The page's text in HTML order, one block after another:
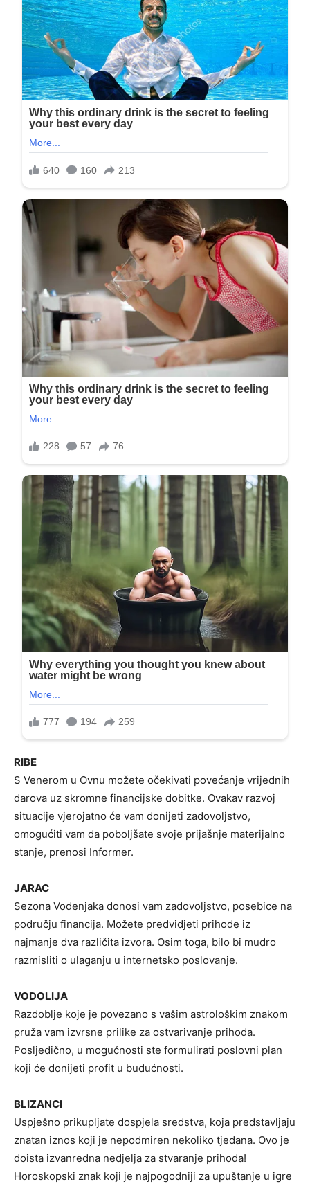
RIBE
S Venerom u Ovnu možete očekivati ​​povećanje vrijednih
darova uz skromne financijske dobitke. Ovakav razvoj
situacije vjerojatno će vam donijeti zadovoljstvo,
omogućiti vam da poboljšate svoje prijašnje materijalno
stanje, prenosi Informer.
JARAC
Sezona Vodenjaka donosi vam zadovoljstvo, posebice na
području financija. Možete predvidjeti prihode iz
najmanje dva različita izvora. Osim toga, bilo bi mudro
razmisliti o ulaganju u internetsko poslovanje.
VODOLIJA
Razdoblje koje je povezano s vašim astrološkim znakom
pruža vam izvrsne prilike za ostvarivanje prihoda.
Posljedično, u mogućnosti ste formulirati poslovni plan
koji će donijeti profit u budućnosti.
BLIZANCI
Uspješno prikupljate dospjela sredstva, koja predstavljaju
znatan iznos koji je nepodmiren nekoliko tjedana. Ovo je
doista izvanredna nedjelja za stvaranje prihoda!
Horoskopski znak koji je najpogodniji za upuštanje u igre